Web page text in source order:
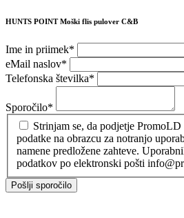
HUNTS POINT Moški flis pulover C&B
Ime in priimek*
eMail naslov*
Telefonska številka*
Sporočilo*
Strinjam se, da podjetje PromoLD
podatke na obrazcu za notranjo
namene predložene zahteve.
podatkov po elektronski pošti
Pošlji sporočilo